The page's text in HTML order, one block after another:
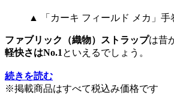
▲ 「カーキ フィールド メカ」手
ファブリック（織物）ストラップは昔
軽快さはNo.1 といえるでしょう。
続きを読む
※掲載商品はすべて税込み価格です